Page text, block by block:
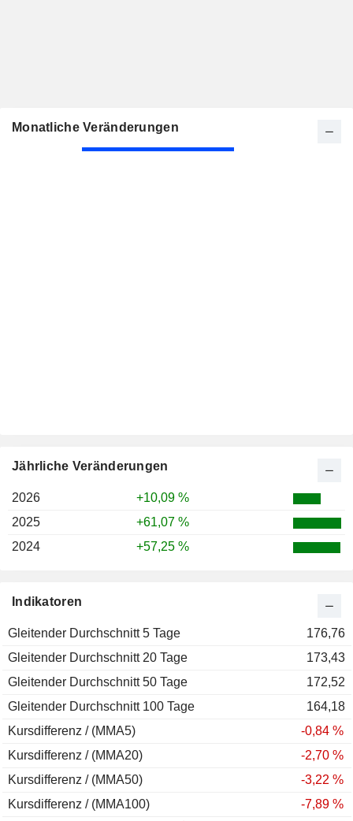
Indikatoren
Gleitender Durchschnitt 5 Tage
176,76
Gleitender Durchschnitt 20 Tage
173,43
Gleitender Durchschnitt 50 Tage
172,52
Gleitender Durchschnitt 100 Tage
164,18
Kursdifferenz / (MMA5)
-0,84 %
Kursdifferenz / (MMA20)
-2,70 %
Kursdifferenz / (MMA50)
-3,22 %
Kursdifferenz / (MMA100)
-7,89 %
Monatliche Veränderungen
Jährliche Veränderungen
2026
+10,09 %
2025
+61,07 %
2024
+57,25 %